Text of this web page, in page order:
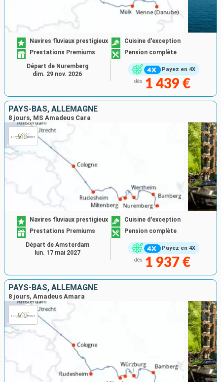
Payez en 4X
Navires fluviaux prestigieux
Cuisine d'exception
Prestations Premiums
Pension complète
dès 1 439 €
Départ de Nuremberg
dim. 29 nov. 2026
PAYS-BAS, ALLEMAGNE
8 jours, MS Amadeus Cara
Payez en 4X
Navires fluviaux prestigieux
Cuisine d'exception
Prestations Premiums
Pension complète
dès 1 937 €
Départ de Amsterdam
lun. 17 mai 2027
PAYS-BAS, ALLEMAGNE
8 jours, Amadeus Amara